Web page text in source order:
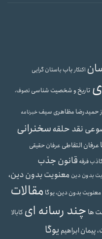
اکنکارباب باستان گرایی
تاریخ و شخصیت شناسی تصوف،
حمیدرضا مظاهری سیفخبرنامه
نقد حلقهسخنرانی
عرفان التقاطی عرفان حقیقی
فرقه قانون جذب
بدون دین معنویت بدون دین،
معنویت بدون دین، یوگا مقالات
ها چند رسانه ای کابالا
پیمان ابراهیم یوگا